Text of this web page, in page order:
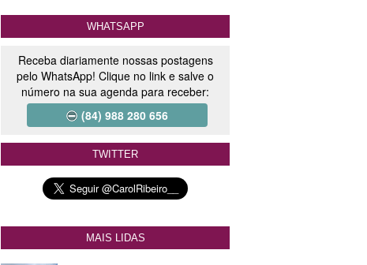
WHATSAPP
Receba diariamente nossas postagens
pelo WhatsApp! Clique no link e salve o
número na sua agenda para receber:
(84) 988 280 656
TWITTER
MAIS LIDAS